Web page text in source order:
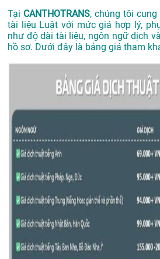
Tại CANTHOTRANS, chúng tôi
tài liệu Luật với mức giá hợp lý,
như độ dài tài liệu, ngôn ngữ dịch
hồ sơ. Dưới đây là bảng giá tham